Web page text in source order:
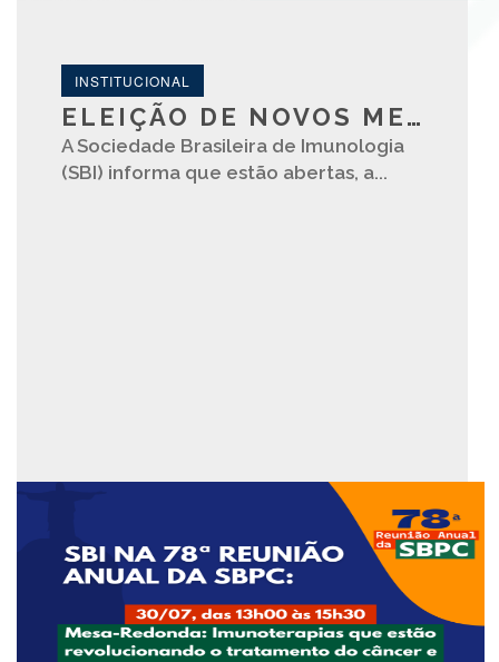
INSTITUCIONAL
ELEIÇÃO DE NOVOS MEMBROS DA DIRETORIA DA SBI - BIÊNIO 2028-2029
A Sociedade Brasileira de Imunologia
(SBI) informa que estão abertas, a...